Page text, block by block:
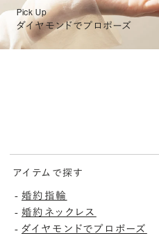
Pick Up
ダイヤモンドでプロポーズ
アイテムで探す
- 婚約指輪
- 婚約ネックレス
- ダイヤモンドでプロポーズ